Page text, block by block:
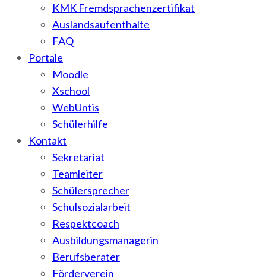
KMK Fremdsprachenzertifikat
Auslandsaufenthalte
FAQ
Portale
Moodle
Xschool
WebUntis
Schülerhilfe
Kontakt
Sekretariat
Teamleiter
Schülersprecher
Schulsozialarbeit
Respektcoach
Ausbildungsmanagerin
Berufsberater
Förderverein